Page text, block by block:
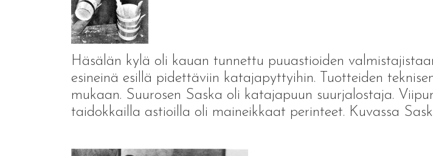
Häsälän kylä oli kauan tunnettu puuastioiden
esineinä esillä pidettäviin katajapyttyihin. Tuotteiden
mukaan. Suurosen Saska oli katajapuun suurjalostaja.
taidokkailla astioilla oli maineikkaat perinteet. Kuvassa